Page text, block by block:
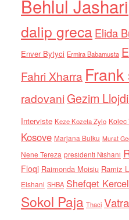
Behlul Jashari
dalip grecaElida
Enver Bytyci Ermira Babamusta
Fahri Xharra
radovaniGezim
Interviste Keze Kozeta Zylo Kolec
Kosove Marjana Bulku Murat
Nene Tereza presidenti Nishani
Floqi Raimonda Moisiu Ramiz
Elshani SHBA Shefqet
Sokol Paja Thaci Vatra